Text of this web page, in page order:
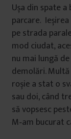
Ușa din spate
parcare.
pe strada
mod ciudat,
nu mai lungă
demolări.
roșie a stat o
sau doi, când
să vopsesc
M‑am bucurat